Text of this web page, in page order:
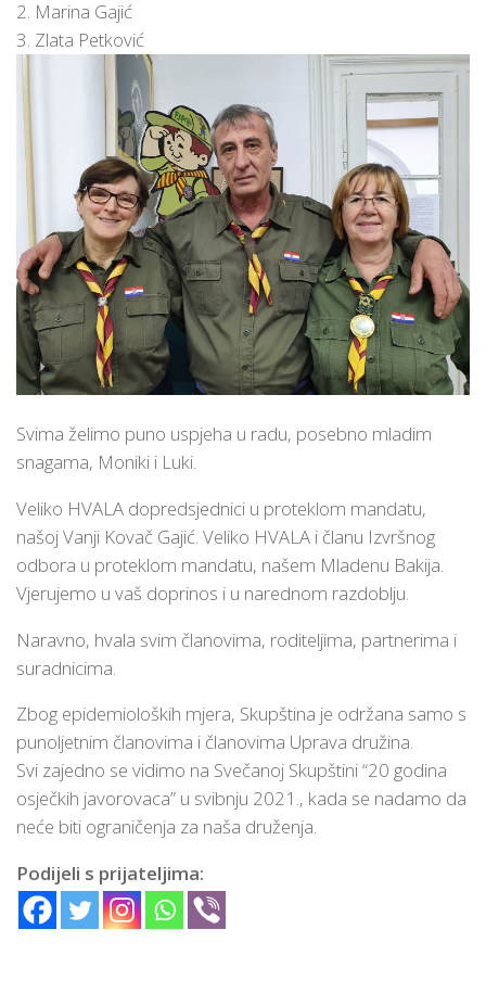
2. Marina Gajić
3. Zlata Petković
Svima želimo puno uspjeha u radu, posebno mladim
snagama, Moniki i Luki.
Veliko HVALA dopredsjednici u proteklom mandatu,
našoj Vanji Kovač Gajić. Veliko HVALA i članu Izvršnog
odbora u proteklom mandatu, našem Mladenu Bakija.
Vjerujemo u vaš doprinos i u narednom razdoblju.
Naravno, hvala svim članovima, roditeljima, partnerima i
suradnicima.
Zbog epidemioloških mjera, Skupština je održana samo s
punoljetnim članovima i članovima Uprava družina.
Svi zajedno se vidimo na Svečanoj Skupštini “20 godina
osječkih javorovaca” u svibnju 2021., kada se nadamo da
neće biti ograničenja za naša druženja.
Podijeli s prijateljima: